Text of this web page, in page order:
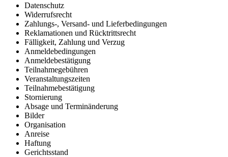
Datenschutz
Widerrufsrecht
Zahlungs-, Versand- und Lieferbedingungen
Reklamationen und Rücktrittsrecht
Fälligkeit, Zahlung und Verzug
Anmeldebedingungen
Anmeldebestätigung
Teilnahmegebühren
Veranstaltungszeiten
Teilnahmebestätigung
Stornierung
Absage und Terminänderung
Bilder
Organisation
Anreise
Haftung
Gerichtsstand